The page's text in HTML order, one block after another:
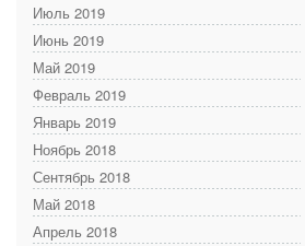
Июль 2019
Июнь 2019
Май 2019
Февраль 2019
Январь 2019
Ноябрь 2018
Сентябрь 2018
Май 2018
Апрель 2018